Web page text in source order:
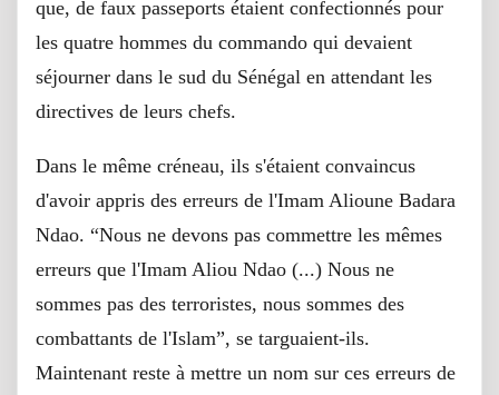
que, de faux passeports étaient confectionnés pour
les quatre hommes du commando qui devaient
séjourner dans le sud du Sénégal en attendant les
directives de leurs chefs.
Dans le même créneau, ils s'étaient convaincus
d'avoir appris des erreurs de l'Imam Alioune Badara
Ndao. “Nous ne devons pas commettre les mêmes
erreurs que l'Imam Aliou Ndao (...) Nous ne
sommes pas des terroristes, nous sommes des
combattants de l'Islam”, se targuaient-ils.
Maintenant reste à mettre un nom sur ces erreurs de